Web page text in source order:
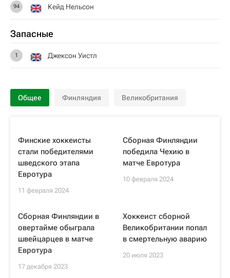
94 Кейд Нельсон
Запасные
1 Джексон Уистл
Общее Финляндия Великобритания
Финские хоккеисты
стали победителями
шведского этапа
Евротура
11 февраля 2024
Сборная Финляндии
победила Чехию в
матче Евротура
10 февраля 2024
Сборная Финляндии в
овертайме обыграла
швейцарцев в матче
Евротура
17 декабря 2023
Хоккеист сборной
Великобритании попал
в смертельную аварию
20 июля 2023